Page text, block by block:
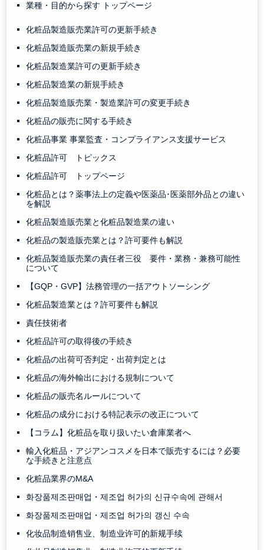
業種・目的から探す トップページ
化粧品製造販売業許可の更新手続き
化粧品製造販売業の新規手続き
化粧品製造業許可の更新手続き
化粧品製造業の新規手続き
化粧品製造販売業・製造業許可の変更手続き
化粧品の販売に関する手続き
化粧品事業 事業監査・コンプライアンス支援サービス
化粧品許可 トピックス
化粧品許可 トップページ
化粧品とは？薬事法上の定義や医薬品･医薬部外品との違い
を解説
化粧品製造販売業と化粧品製造業の違い
化粧品の製造販売業とは？許可要件も解説
化粧品製造販売業の責任者三役 要件・業務・兼務可能性
について
【GQP・GVP】法務管理の一括アウトソーシング
化粧品製造業とは？許可要件も解説
責任技術者
化粧品許可の取得後の手続き
化粧品の出荷可否判定・出荷判定とは
化粧品の海外輸出における規制について
化粧品の販売名ルールについて
化粧品の成分における特記表示の改正について
【コラム】化粧品を取り扱いたい倉庫業者へ
輸入化粧品・アジアンコスメを日本で販売するには？必要
な手続きと注意点
化粧品業界のM&A
화장품제조판매업・제조업 허가의 신규수속에 관해서
화장품제조판매업・제조업 허가의 갱신 수속
化妆品制造销售业、制造业许可的新规手续